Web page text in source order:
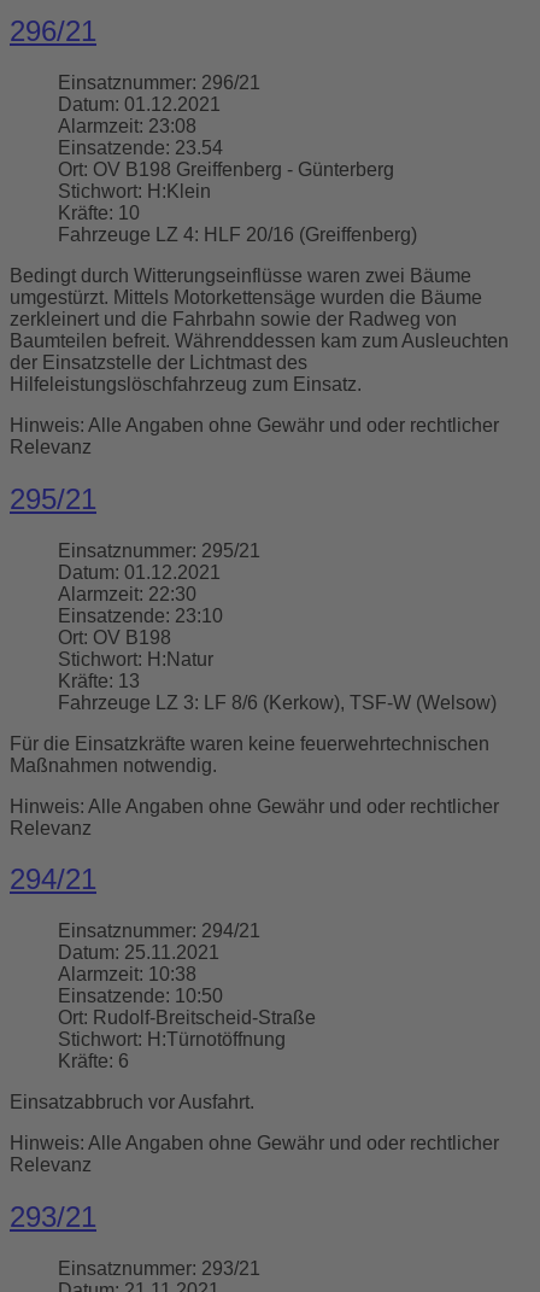
296/21
Einsatznummer: 296/21
Datum: 01.12.2021
Alarmzeit: 23:08
Einsatzende: 23.54
Ort: OV B198 Greiffenberg - Günterberg
Stichwort: H:Klein
Kräfte: 10
Fahrzeuge LZ 4: HLF 20/16 (Greiffenberg)
Bedingt durch Witterungseinflüsse waren zwei Bäume
umgestürzt. Mittels Motorkettensäge wurden die Bäume
zerkleinert und die Fahrbahn sowie der Radweg von
Baumteilen befreit. Währenddessen kam zum Ausleuchten
der Einsatzstelle der Lichtmast des
Hilfeleistungslöschfahrzeug zum Einsatz.
Hinweis: Alle Angaben ohne Gewähr und oder rechtlicher
Relevanz
295/21
Einsatznummer: 295/21
Datum: 01.12.2021
Alarmzeit: 22:30
Einsatzende: 23:10
Ort: OV B198
Stichwort: H:Natur
Kräfte: 13
Fahrzeuge LZ 3:
LF 8/6 (Kerkow), TSF-W (Welsow)
Für die Einsatzkräfte waren keine feuerwehrtechnischen
Maßnahmen notwendig.
Hinweis: Alle Angaben ohne Gewähr und oder rechtlicher
Relevanz
294/21
Einsatznummer: 294/21
Datum: 25.11.2021
Alarmzeit: 10:38
Einsatzende: 10:50
Ort: Rudolf-Breitscheid-Straße
Stichwort: H:Türnotöffnung
Kräfte: 6
Einsatzabbruch vor Ausfahrt.
Hinweis: Alle Angaben ohne Gewähr und oder rechtlicher
Relevanz
293/21
Einsatznummer: 293/21